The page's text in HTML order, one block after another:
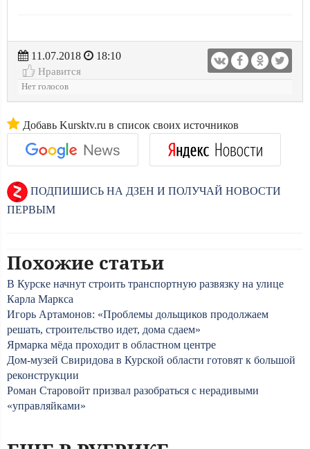
11.07.2018
18:10
Нравится
Нет голосов
Добавь Kursktv.ru в список своих источников
ПОДПИШИСЬ НА ДЗЕН И ПОЛУЧАЙ НОВОСТИ
ПЕРВЫМ
Похожие статьи
В Курске начнут строить транспортную развязку на улице
Карла Маркса
Игорь Артамонов: «Проблемы дольщиков продолжаем
решать, строительство идет, дома сдаем»
Ярмарка мёда проходит в областном центре
Дом-музей Свиридова в Курской области готовят к большой
реконструкции
Роман Старовойт призвал разобраться с нерадивыми
«управляйками»